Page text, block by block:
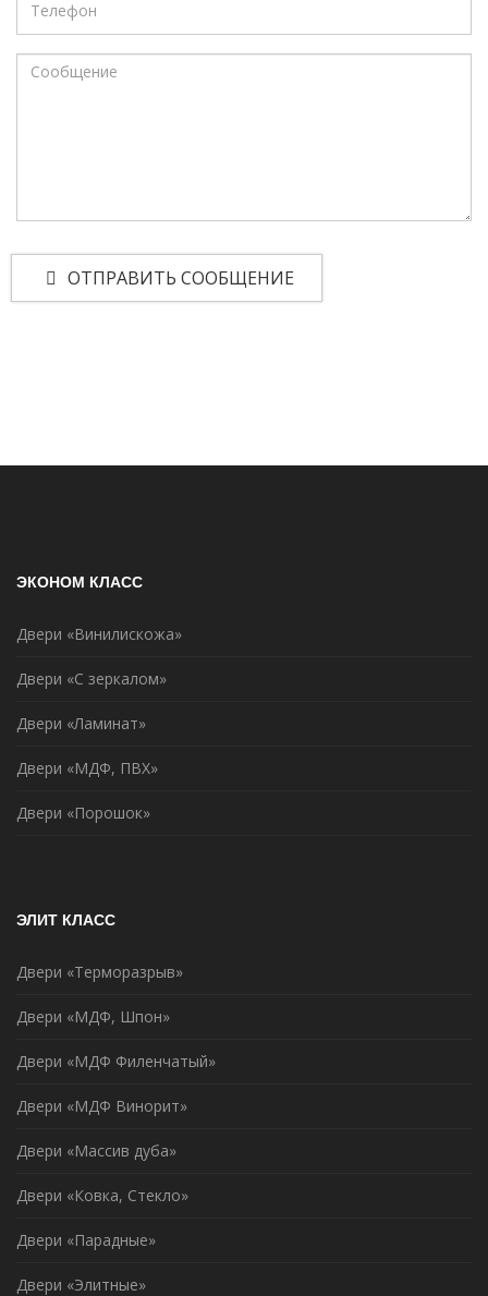
ОТПРАВИТЬ СООБЩЕНИЕ
ЭКОНОМ КЛАСС
Двери «Винилискожа»
Двери «С зеркалом»
Двери «Ламинат»
Двери «МДФ, ПВХ»
Двери «Порошок»
ЭЛИТ КЛАСС
Двери «Терморазрыв»
Двери «МДФ, Шпон»
Двери «МДФ Филенчатый»
Двери «МДФ Винорит»
Двери «Массив дуба»
Двери «Ковка, Стекло»
Двери «Парадные»
Двери «Элитные»